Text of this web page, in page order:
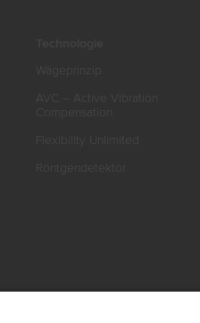
Wägeprinzip
AVC – Active Vibration
Compensation
Flexibility Unlimited
Röntgendetektor